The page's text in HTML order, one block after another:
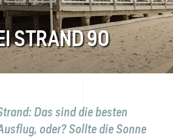
STRAND 90
Das sind die besten
oder? Sollte die Sonne